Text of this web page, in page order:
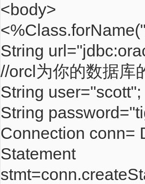
<body>
String
//orcl为你的数据库
String user="scott";
String
Connection conn=
Statement